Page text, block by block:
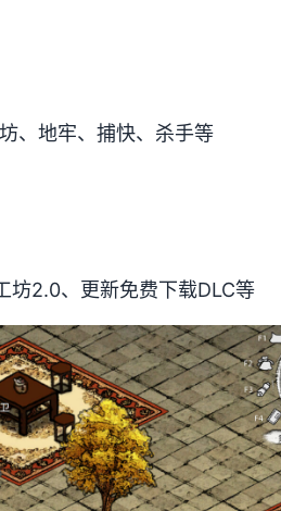
、地牢、捕快、杀手等
坊2.0、更新免费下载DLC等